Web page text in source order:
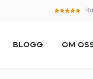
BLOGG OM